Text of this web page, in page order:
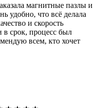
магнитные пазлы и
удобно, что всё делала
и скорость
в срок, процесс был
всем, кто хочет